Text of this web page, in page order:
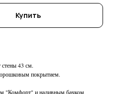
Купить
43 см.
покрытием.
"Комфорт" и наливным бачком